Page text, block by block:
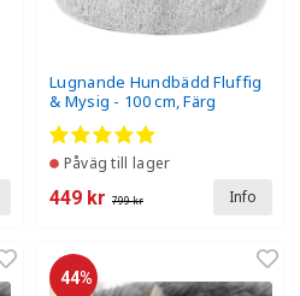
Lugnande Hundbädd Fluffig
& Mysig - 100 cm, Färg
Påväg till lager
449 kr 799 kr Info
44%